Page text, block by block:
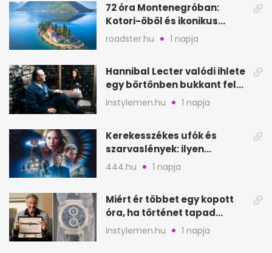
72 óra Montenegróban:
Kotori-öböl és ikonikus
tengerpart 3 nap alatt
roadster.hu 1 napja
Hannibal Lecter valódi ihlete
egy börtönben bukkant fel
Thomas Harrisnek
instylemen.hu 1 napja
Kerekesszékes ufók és
szarvaslények: ilyen
Spielberg új filmje
444.hu 1 napja
Miért ér többet egy kopott
óra, ha történet tapad
hozzá?
instylemen.hu 1 napja